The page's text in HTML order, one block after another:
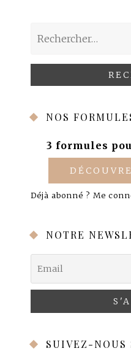
NOS
3 formules
Déjà abonné ? Me
NOTRE
SUIVEZ-NOUS